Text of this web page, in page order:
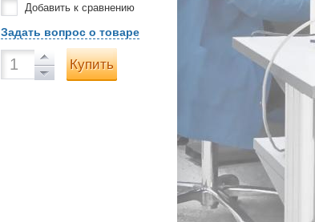
Добавить к сравнению
Задать вопрос о товаре
Купить